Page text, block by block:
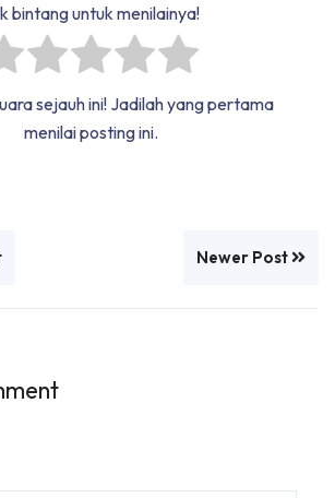
bintang untuk menilainya!
sejauh ini! Jadilah yang pertama
menilai posting ini.
Newer Post